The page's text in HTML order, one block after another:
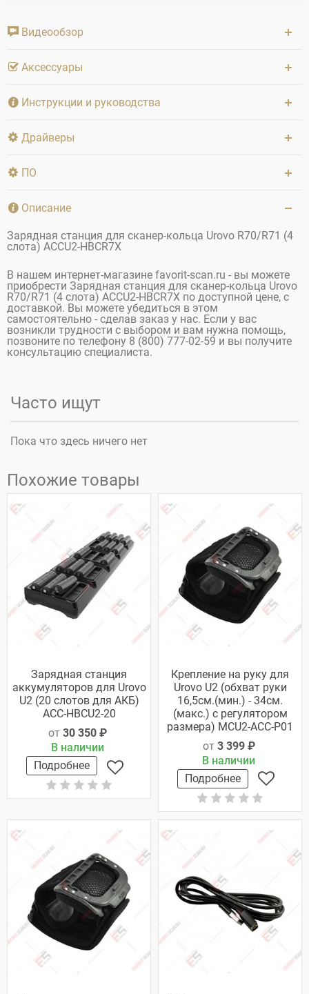
Видеообзор
Аксессуары
Инструкции и руководства
Драйверы
ПО
Описание
Зарядная станция для сканер-кольца Urovo R70/R71 (4
слота) ACCU2-HBCR7X
В нашем интернет-магазине favorit-scan.ru - вы можете
приобрести Зарядная станция для сканер-кольца Urovo
R70/R71 (4 слота) ACCU2-HBCR7X по доступной цене, с
доставкой. Вы можете убедиться в этом
самостоятельно - сделав заказ у нас. Если у вас
возникли трудности с выбором и вам нужна помощь,
позвоните по телефону 8 (800) 777-02-59 и вы получите
консультацию специалиста.
Часто ищут
Пока что здесь ничего нет
Похожие товары
Зарядная станция
аккумуляторов для Urovo
U2 (20 слотoв для АКБ)
ACC-HBCU2-20
от 30 350 ₽
В наличии
Подробнее
Крепление на руку для
Urovo U2 (обхват руки
16,5см.(мин.) - 34см.
(макс.) с регулятором
размера) MCU2-ACC-P01
от 3 399 ₽
В наличии
Подробнее